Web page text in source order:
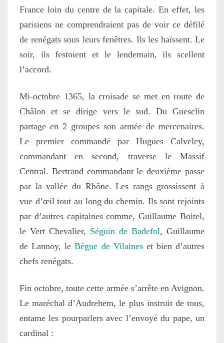
France loin du centre de la capitale. En effet, les
parisiens ne comprendraient pas de voir ce défilé
de renégats sous leurs fenêtres. Ils les haïssent. Le
soir, ils festoient et le lendemain, ils scellent
l’accord.
Mi-octobre 1365, la croisade se met en route de
Châlon et se dirige vers le sud. Du Guesclin
partage en 2 groupes son armée de mercenaires.
Le premier commandé par Hugues Calveley,
commandant en second, traverse le Massif
Central. Bertrand commandant le deuxième passe
par la vallée du Rhône. Les rangs grossissent à
vue d’œil tout au long du chemin. Ils sont rejoints
par d’autres capitaines comme, Guillaume Boitel,
le Vert Chevalier, Séguin de Badefol, Guillaume
de Lannoy, leBègue de Vilaineset bien d’autres
chefs renégats.
Fin octobre, toute cette armée s’arrête en Avignon.
Le maréchal d’Audrehem, le plus instruit de tous,
entame les pourparlers avec l’envoyé du pape, un
cardinal :